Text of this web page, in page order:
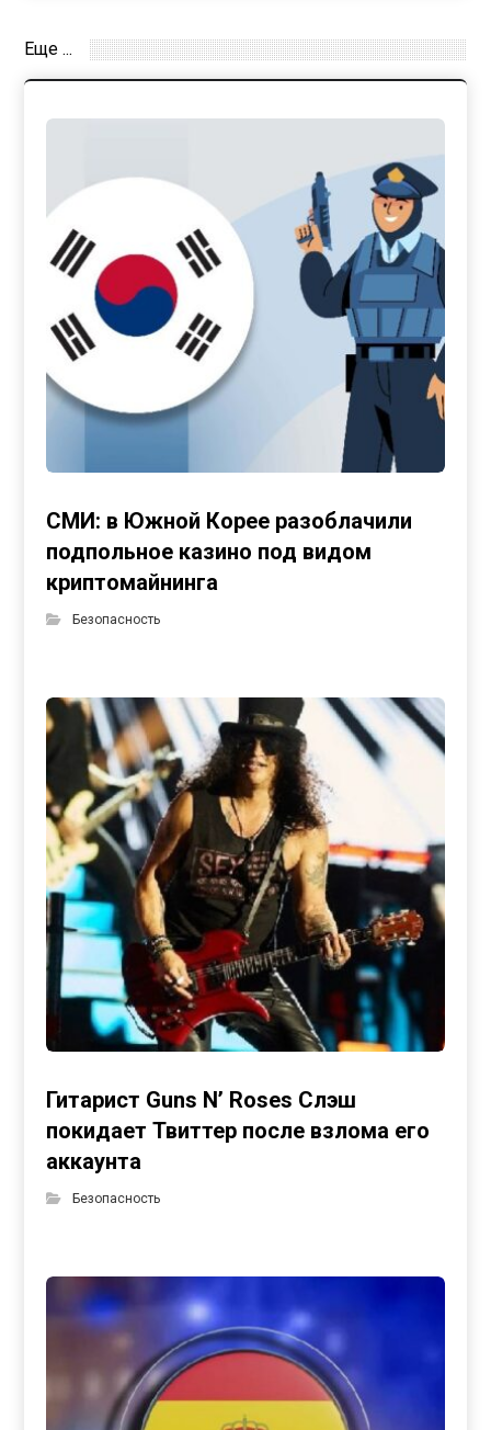
Еще ...
СМИ: в Южной Корее разоблачили
подпольное казино под видом
криптомайнинга
Безопасность
Гитарист Guns N’ Roses Слэш
покидает Твиттер после взлома его
аккаунта
Безопасность